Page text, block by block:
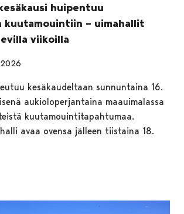
huipentuu
kuutamouintiin – uimahallit
viikoilla
kesäkaudeltaan sunnuntaina 16.
aukioloperjantaina maauimalassa
kuutamouintitapahtumaa.
avaa ovensa jälleen tiistaina 18.